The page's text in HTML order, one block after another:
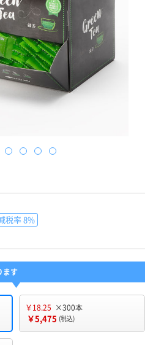
税率 8%
ます
￥18.25 ×300本
￥5,475 (税込)